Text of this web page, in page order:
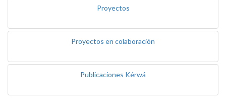
Proyectos
Proyectos en colaboración
Publicaciones Kérwá